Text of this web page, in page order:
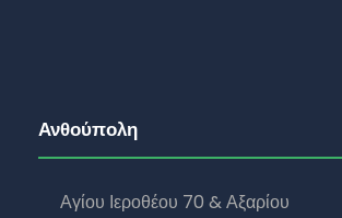
Ανθούπολη
Αγίου Ιεροθέου 70 & Αξαρίου